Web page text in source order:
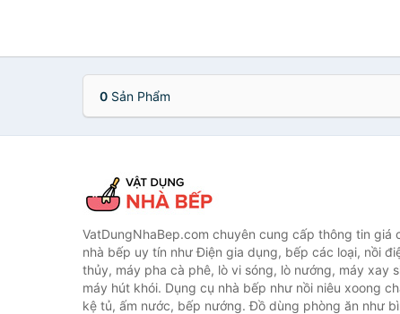
0 Sản Phẩm
VatDungNhaBep.com chuyên cung cấp thông tin giá
nhà bếp uy tín như Điện gia dụng, bếp các loại, nồi
thủy, máy pha cà phê, lò vi sóng, lò nướng, máy xay
máy hút khói. Dụng cụ nhà bếp như nồi niêu xoong
kệ tủ, ấm nước, bếp nướng. Đồ dùng phòng ăn như